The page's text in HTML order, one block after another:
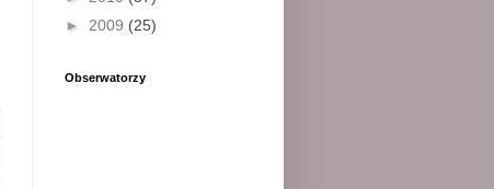
► 2009 (25)
Obserwatorzy